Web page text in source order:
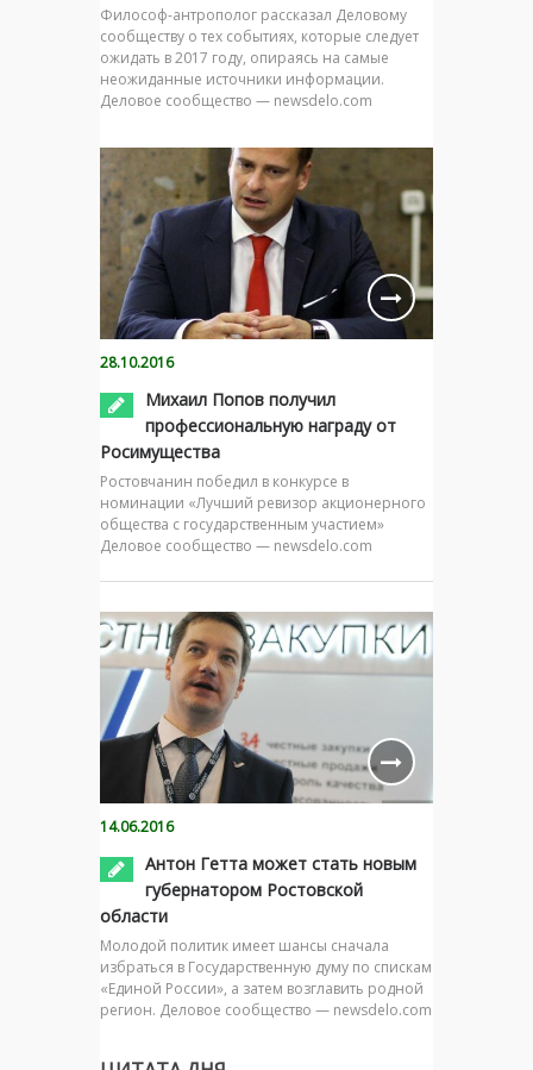
Философ-антрополог рассказал Деловому
сообществу о тех событиях, которые следует
ожидать в 2017 году, опираясь на самые
неожиданные источники информации.
Деловое сообщество — newsdelo.com
28.10.2016
Михаил Попов получил
профессиональную награду от
Росимущества
Ростовчанин победил в конкурсе в
номинации «Лучший ревизор акционерного
общества с государственным участием»
Деловое сообщество — newsdelo.com
14.06.2016
Антон Гетта может стать новым
губернатором Ростовской
области
Молодой политик имеет шансы сначала
избраться в Государственную думу по спискам
«Единой России», а затем возглавить родной
регион. Деловое сообщество — newsdelo.com